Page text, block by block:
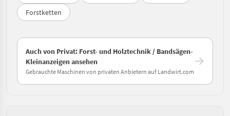
Forstketten
Auch von Privat: Forst- und Holztechnik / Bandsägen-
Kleinanzeigen ansehen
Gebrauchte Maschinen von privaten Anbietern auf Landwirt.com